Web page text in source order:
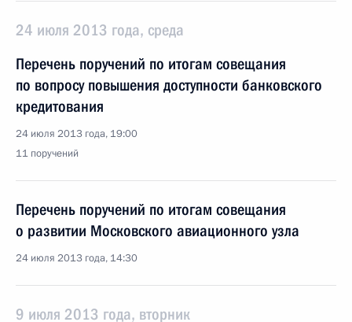
24 июля 2013 года, среда
Перечень поручений по итогам совещания
по вопросу повышения доступности банковского
кредитования
24 июля 2013 года, 19:00
11 поручений
Перечень поручений по итогам совещания
о развитии Московского авиационного узла
24 июля 2013 года, 14:30
9 июля 2013 года, вторник